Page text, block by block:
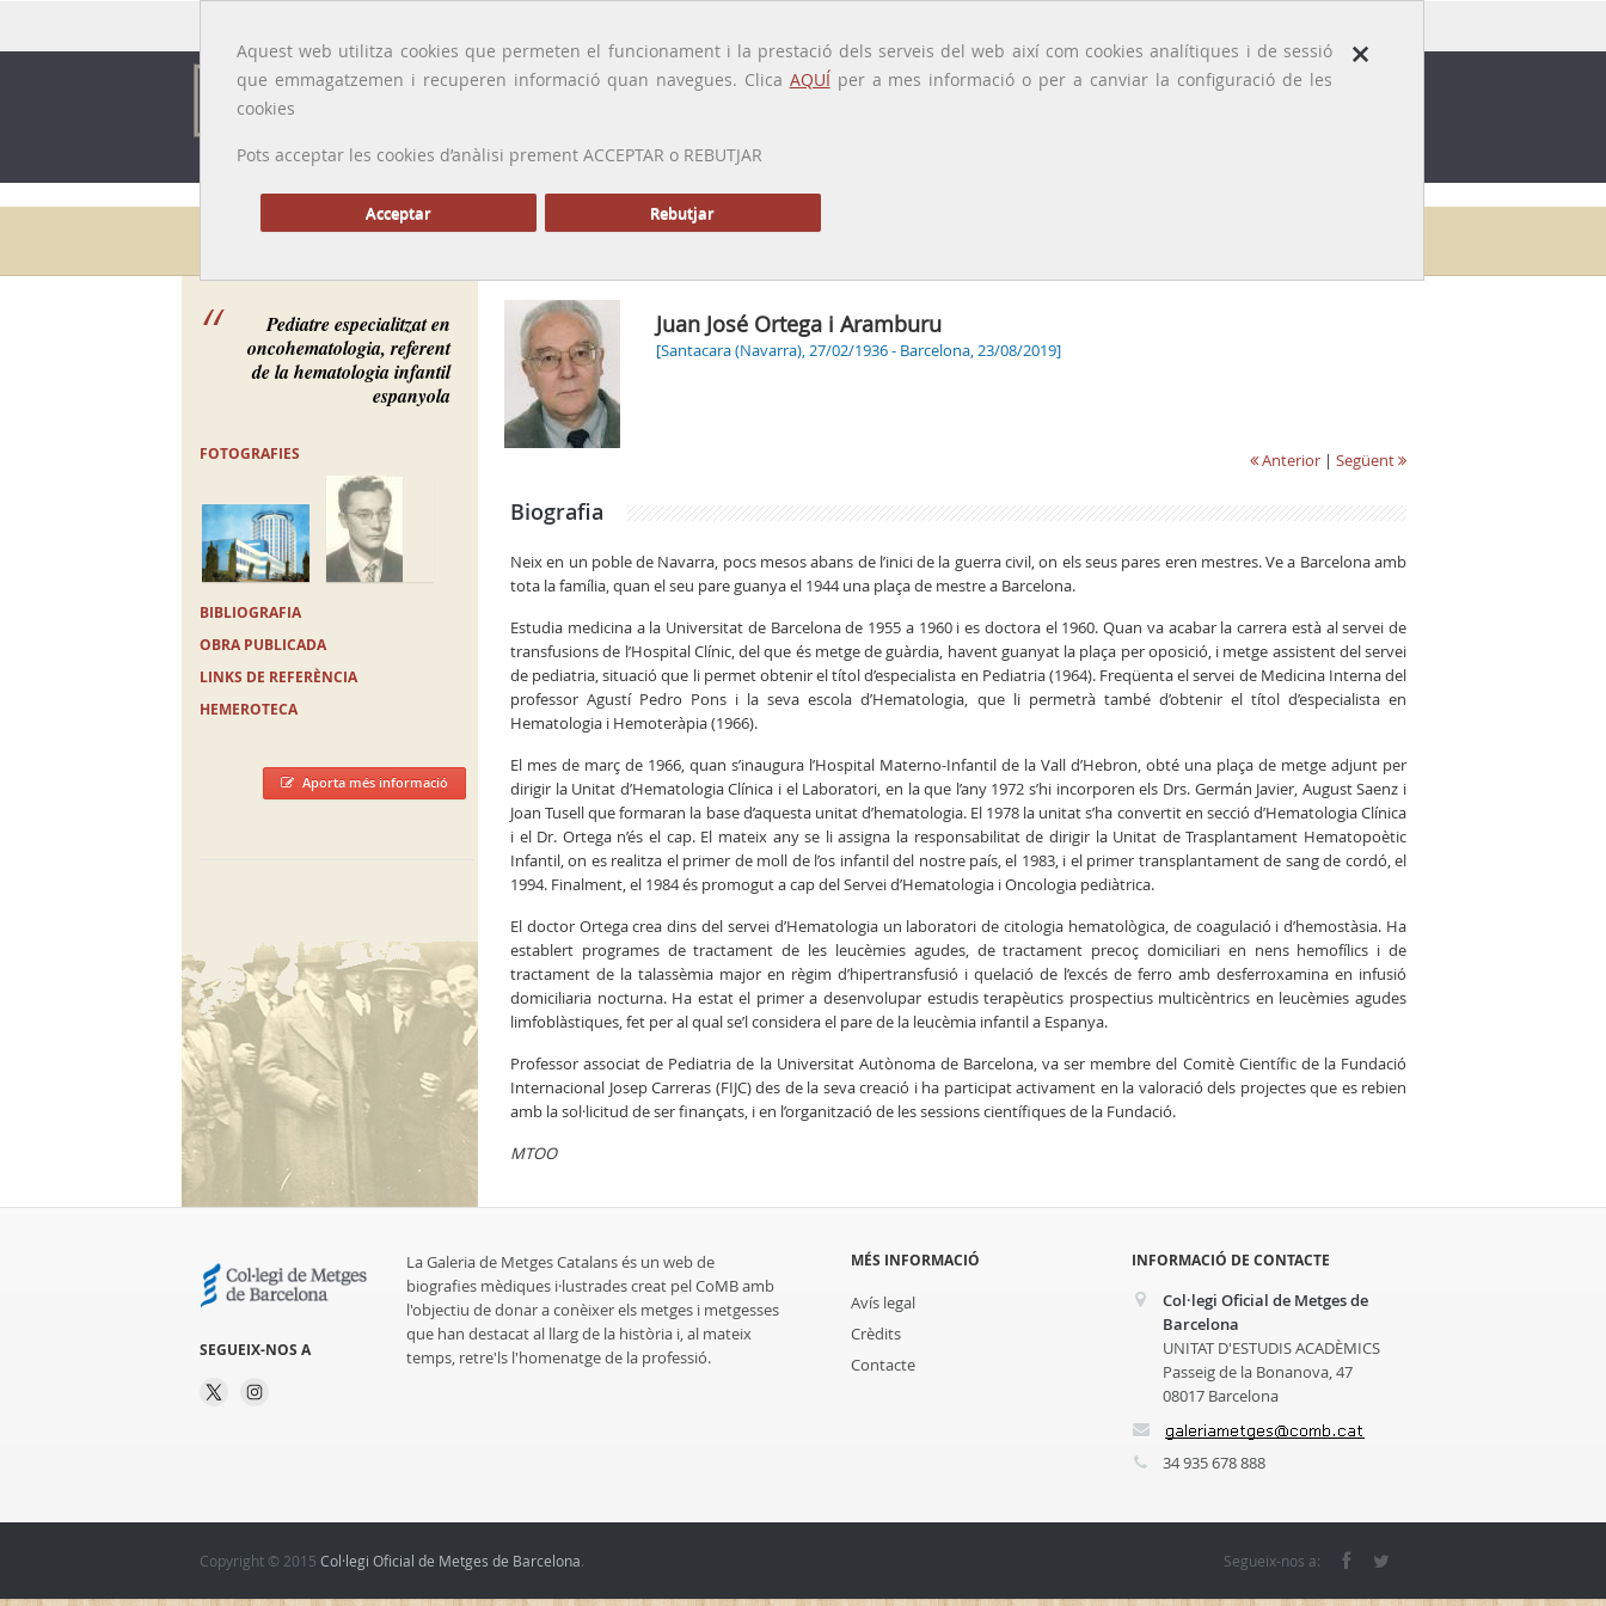
×
Aquest web utilitza cookies que permeten el funcionament i la prestació dels serveis del web així com cookies analítiques i de sessió
que emmagatzemen i recuperen informació quan navegues. Clica AQUÍper a mes informació o per a canviar la configuració de les
cookies
Pots acceptar les cookies d’anàlisi prement ACCEPTAR o REBUTJAR
Acceptar Rebutjar
PRESENTACIÓ GALERIA
Galeria de metges
Pediatre especialitzat en
oncohematologia, referent
de la hematologia infantil
espanyola
FOTOGRAFIES
BIBLIOGRAFIA
OBRA PUBLICADA
LINKS DE REFERÈNCIA
HEMEROTECA
Aporta més informació
Juan José Ortega i Aramburu
[Santacara (Navarra), 27/02/1936 - Barcelona, 23/08/2019]
Anterior | Següent
Biografia
Neix en un poble de Navarra, pocs mesos abans de l’inici de la guerra civil, on els seus pares eren mestres. Ve a Barcelona amb
tota la família, quan el seu pare guanya el 1944 una plaça de mestre a Barcelona.
Estudia medicina a la Universitat de Barcelona de 1955 a 1960 i es doctora el 1960. Quan va acabar la carrera està al servei de
transfusions de l’Hospital Clínic, del que és metge de guàrdia, havent guanyat la plaça per oposició, i metge assistent del servei
de pediatria, situació que li permet obtenir el títol d’especialista en Pediatria (1964). Freqüenta el servei de Medicina Interna del
professor Agustí Pedro Pons i la seva escola d’Hematologia, que li permetrà també d’obtenir el títol d’especialista en
Hematologia i Hemoteràpia (1966).
El mes de març de 1966, quan s’inaugura l’Hospital Materno-Infantil de la Vall d’Hebron, obté una plaça de metge adjunt per
dirigir la Unitat d’Hematologia Clínica i el Laboratori, en la que l’any 1972 s’hi incorporen els Drs. Germán Javier, August Saenz i
Joan Tusell que formaran la base d’aquesta unitat d’hematologia. El 1978 la unitat s’ha convertit en secció d’Hematologia Clínica
i el Dr. Ortega n’és el cap. El mateix any se li assigna la responsabilitat de dirigir la Unitat de Trasplantament Hematopoètic
Infantil, on es realitza el primer de moll de l’os infantil del nostre país, el 1983, i el primer transplantament de sang de cordó, el
1994. Finalment, el 1984 és promogut a cap del Servei d’Hematologia i Oncologia pediàtrica.
El doctor Ortega crea dins del servei d’Hematologia un laboratori de citologia hematològica, de coagulació i d’hemostàsia. Ha
establert programes de tractament de les leucèmies agudes, de tractament precoç domiciliari en nens hemofílics i de
tractament de la talassèmia major en règim d’hipertransfusió i quelació de l’excés de ferro amb desferroxamina en infusió
domiciliaria nocturna. Ha estat el primer a desenvolupar estudis terapèutics prospectius multicèntrics en leucèmies agudes
limfoblàstiques, fet per al qual se’l considera el pare de la leucèmia infantil a Espanya.
Professor associat de Pediatria de la Universitat Autònoma de Barcelona, va ser membre del Comitè Científic de la Fundació
Internacional Josep Carreras (FIJC) des de la seva creació i ha participat activament en la valoració dels projectes que es rebien
amb la sol·licitud de ser finançats, i en l’organització de les sessions científiques de la Fundació.
MTOO
SEGUEIX-NOS A
La Galeria de Metges Catalans és un web de
biografies mèdiques i·lustrades creat pel CoMB amb
l'objectiu de donar a conèixer els metges i metgesses
que han destacat al llarg de la història i, al mateix
temps, retre'ls l'homenatge de la professió.
MÉS INFORMACIÓ
Avís legal
Crèdits
Contacte
INFORMACIÓ DE CONTACTE
Col·legi Oficial de Metges de
Barcelona
UNITAT D'ESTUDIS ACADÈMICS
Passeig de la Bonanova, 47
08017 Barcelona
34 935 678 888
Copyright © 2015 Col·legi Oficial de Metges de Barcelona. Segueix-nos a: